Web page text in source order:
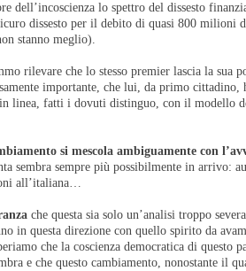
dell’incoscienza lo spettro del dissesto
dissesto per il debito di quasi 800 milioni
stanno meglio).
rilevare che lo stesso premier lascia la sua
importante, che lui, da primo
linea, fatti i dovuti distinguo, con il modello
si mescola ambiguamente con
sembra sempre più possibilmente in arrivo:
all’italiana…
che questa sia solo un’analisi troppo
in questa direzione con quello spirito da
che la coscienza democratica di questo
e che questo cambiamento, nonostante il